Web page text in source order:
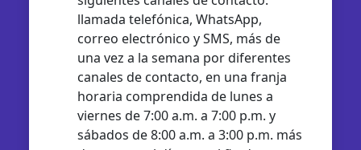
llamada telefónica, WhatsApp,
correo electrónico y SMS, más de
una vez a la semana por diferentes
canales de contacto, en una franja
horaria comprendida de lunes a
viernes de 7:00 a.m. a 7:00 p.m. y
sábados de 8:00 a.m. a 3:00 p.m. más